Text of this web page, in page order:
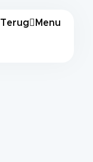
Terug Menu